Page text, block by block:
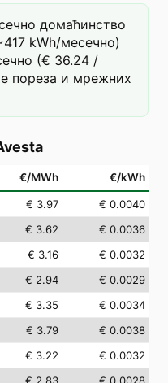
домаћинство
kWh/месечно)
(€ 36.24 /
пореза и мрежних
€/MWh €/kWh
€ 3.97
€ 0.0040
€ 3.62
€ 0.0036
€ 3.16
€ 0.0032
€ 2.94
€ 0.0029
€ 3.35
€ 0.0034
€ 3.79
€ 0.0038
€ 3.22
€ 0.0032